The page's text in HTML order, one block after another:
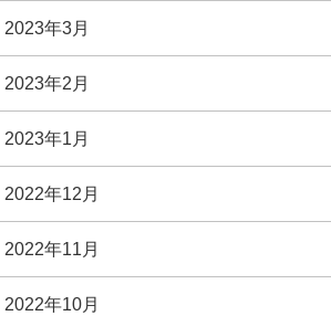
2023年3月
2023年2月
2023年1月
2022年12月
2022年11月
2022年10月